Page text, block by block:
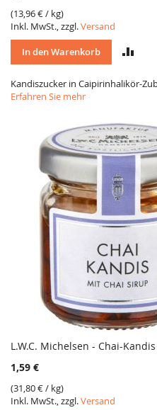
(13,96 €/ kg)
Inkl. MwSt., zzgl.Versand
In den Warenkorb
Kandiszucker in Caipirinhalikör-
Erfahren Sie mehr
L.W.C. Michelsen - Chai-
1,59 €
(31,80 €/ kg)
Inkl. MwSt., zzgl.Versand